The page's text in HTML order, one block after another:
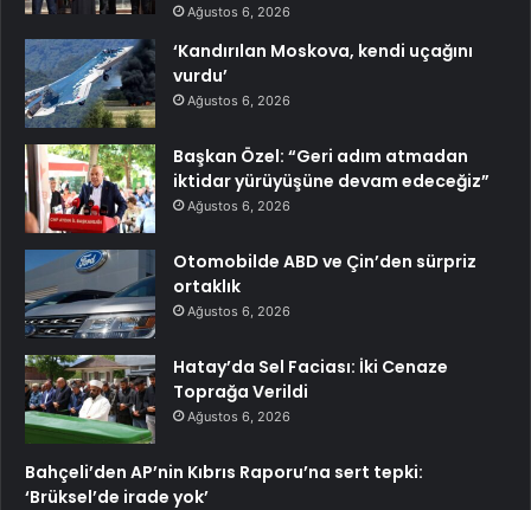
Ağustos 6, 2026
‘Kandırılan Moskova, kendi uçağını
vurdu’
Ağustos 6, 2026
Başkan Özel: “Geri adım atmadan
iktidar yürüyüşüne devam edeceğiz”
Ağustos 6, 2026
Otomobilde ABD ve Çin’den sürpriz
ortaklık
Ağustos 6, 2026
Hatay’da Sel Faciası: İki Cenaze
Toprağa Verildi
Ağustos 6, 2026
Bahçeli’den AP’nin Kıbrıs Raporu’na sert tepki:
‘Brüksel’de irade yok’